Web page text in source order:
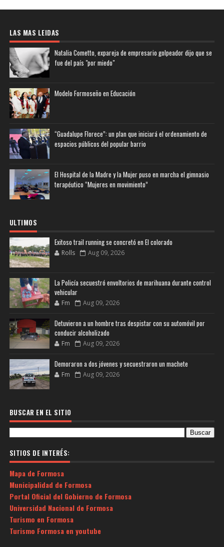
LAS MAS LEIDAS
Natalia Cometto, expareja de empresario golpeador dijo que se
fue del país "por miedo"
Modelo Formoseño en Educación
“Guadalupe Florece”: un plan que iniciará el ordenamiento de
espacios públicos del popular barrio
El Hospital de la Madre y la Mujer puso en marcha el gimnasio
terapéutico “Mujeres en movimiento”
ULTIMOS
Exitoso trail running se concretó en El colorado
Rolls Aug 09, 2026
La Policía secuestró envoltorios de marihuana durante control
vehicular
Fm Aug 09, 2026
Detuvieron a un hombre tras despistar con su automóvil por
conducir alcoholizado
Fm Aug 09, 2026
Demoraron a dos jóvenes y secuestraron un machete
Fm Aug 09, 2026
BUSCAR EN EL SITIO
SITIOS DE INTERÉS:
Mapa de Formosa
Municipalidad de Formosa
Portal Oficial del Gobierno de Formosa
Universidad Nacional de Formosa
Turismo en Formosa
Turismo Formosa en youtube